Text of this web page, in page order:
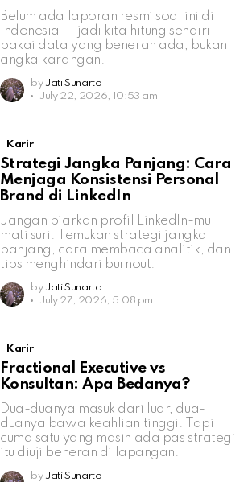
Belum ada laporan resmi soal ini di
Indonesia — jadi kita hitung sendiri
pakai data yang beneran ada, bukan
angka karangan.
by Jati Sunarto
July 22, 2026, 10:53 am
Karir
Strategi Jangka Panjang: Cara
Menjaga Konsistensi Personal
Brand di LinkedIn
Jangan biarkan profil LinkedIn-mu
mati suri. Temukan strategi jangka
panjang, cara membaca analitik, dan
tips menghindari burnout.
by Jati Sunarto
July 27, 2026, 5:08 pm
Karir
Fractional Executive vs
Konsultan: Apa Bedanya?
Dua-duanya masuk dari luar, dua-
duanya bawa keahlian tinggi. Tapi
cuma satu yang masih ada pas strategi
itu diuji beneran di lapangan.
by Jati Sunarto